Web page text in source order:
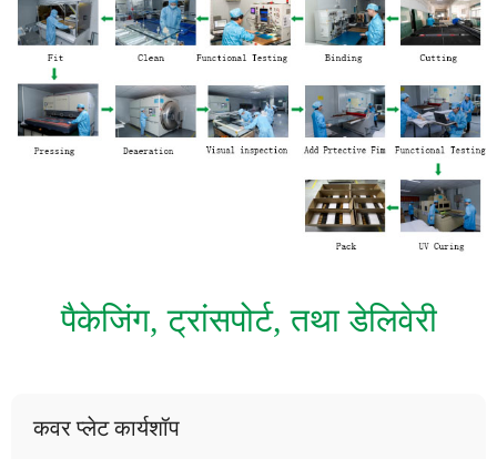
पैकेजिंग, ट्रांसपोर्ट, तथा डेलिवेरी
कवर प्लेट कार्यशॉप